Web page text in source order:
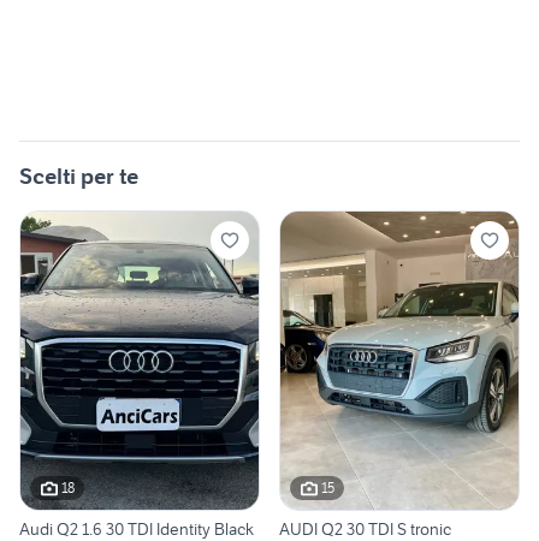
Scelti per te
18
Audi Q2 1.6 30 TDI Identity Black
15
AUDI Q2 30 TDI S tronic